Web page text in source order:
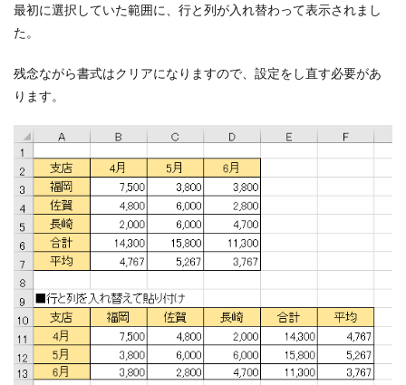
最初に選択していた範囲に、行と列が入れ替わって表示されまし
た。
残念ながら書式はクリアになりますので、設定をし直す必要があ
ります。